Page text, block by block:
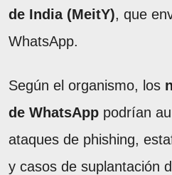
de India (MeitY), que
WhatsApp.
Según el organismo, los
de WhatsApp podrían
ataques de phishing,
y casos de suplantación